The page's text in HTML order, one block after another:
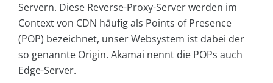
Servern. Diese Reverse-Proxy-Server werden im
Context von CDN häufig als Points of Presence
(POP) bezeichnet, unser Websystem ist dabei der
so genannte Origin. Akamai nennt die POPs auch
Edge-Server.